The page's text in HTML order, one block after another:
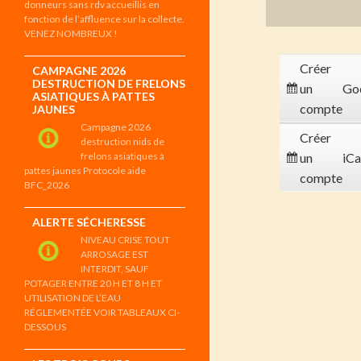
Créer
un
compte
Créer
un
compte
donneurs sans rdv accueillis en
fonction de l’affluence sur la collecte.
VENEZ NOMBREUX !
CAMPAGNE 2026
DESTRUCTION DE FRELONS
ASIATIQUES À PATTES
JAUNES
Campagne 2026
destruction nids de
frelons asiatiques à
pattes jaunes Protocole aide
BFC_2026
ALERTE SÉCHERESSE
NIVEAU CRISE TOUT
ARROSAGE EST
INTERDIT, SAUF
POTAGER ENTRE 20 H ET 8 H ET
UTILISATION DE L’EAU
RÉGLEMENTÉE VOIR TABLEAUX CI-
DESSOUS